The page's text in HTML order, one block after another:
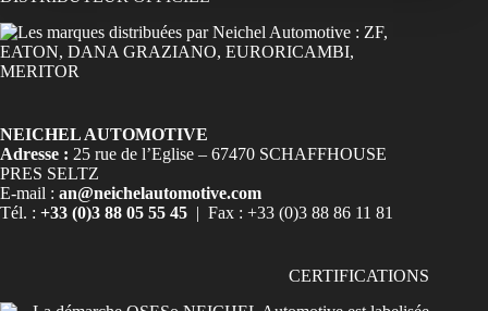
NEICHEL AUTOMOTIVE
Adresse : 25 rue de l’Eglise – 67470 SCHAFFHOUSE
PRES SELTZ
E-mail : an@neichelautomotive.com
Tél. : +33 (0)3 88 05 55 45 | Fax : +33 (0)3 88 86 11 81
CERTIFICATIONS